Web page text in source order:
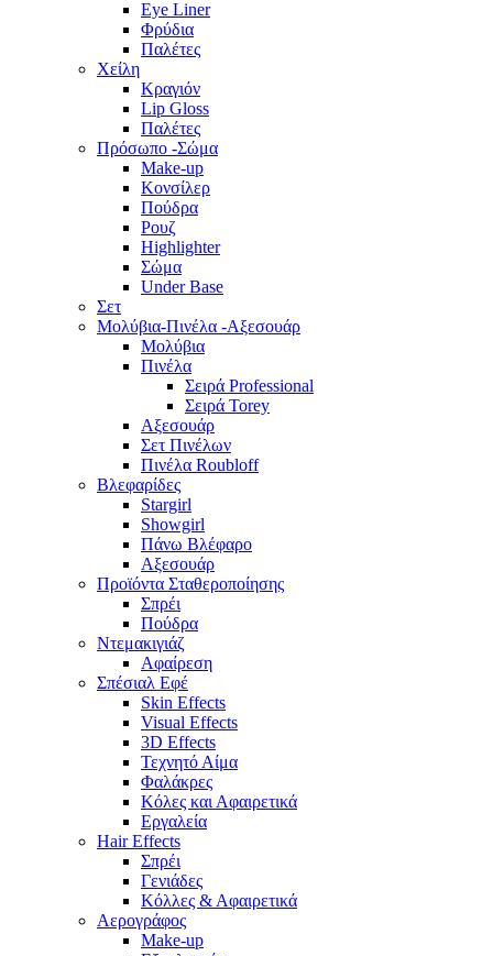
Eye Liner
Φρύδια
Παλέτες
Χείλη
Κραγιόν
Lip Gloss
Παλέτες
Πρόσωπο -Σώμα
Make-up
Κονσίλερ
Πούδρα
Ρουζ
Highlighter
Σώμα
Under Base
Σετ
Μολύβια-Πινέλα -Αξεσουάρ
Μολύβια
Πινέλα
Σειρά Professional
Σειρά Torey
Αξεσουάρ
Σετ Πινέλων
Πινέλα Roubloff
Βλεφαρίδες
Stargirl
Showgirl
Πάνω Βλέφαρο
Αξεσουάρ
Προϊόντα Σταθεροποίησης
Σπρέι
Πούδρα
Ντεμακιγιάζ
Αφαίρεση
Σπέσιαλ Εφέ
Skin Effects
Visual Effects
3D Effects
Τεχνητό Αίμα
Φαλάκρες
Κόλες και Αφαιρετικά
Εργαλεία
Hair Effects
Σπρέι
Γενιάδες
Κόλλες & Αφαιρετικά
Αερογράφος
Make-up